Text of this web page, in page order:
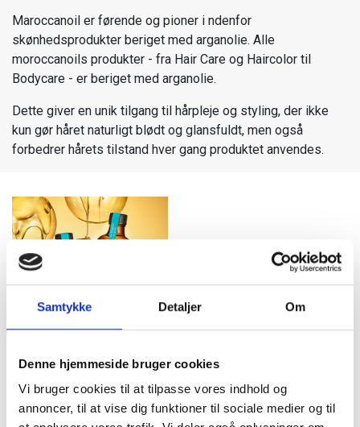
Samtykke Detaljer Om
Denne hjemmeside bruger cookies
Vi bruger cookies til at tilpasse vores indhold og
annoncer, til at vise dig funktioner til sociale medier og til
Maroccanoil er førende og pioner i ndenfor
skønhedsprodukter beriget med arganolie. Alle
moroccanoils produkter - fra Hair Care og Haircolor til
Bodycare - er beriget med arganolie.
Dette giver en unik tilgang til hårpleje og styling, der ikke
kun gør håret naturligt blødt og glansfuldt, men også
forbedrer hårets tilstand hver gang produktet anvendes.